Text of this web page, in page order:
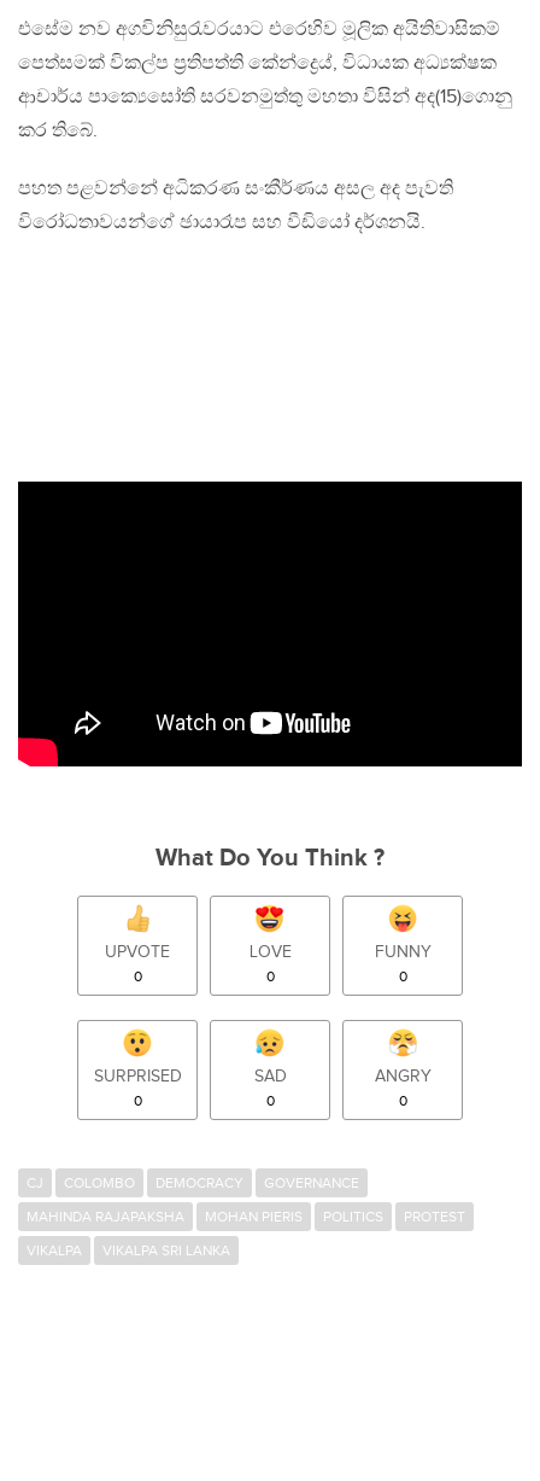
එසේම නව අගවිනිසුරැවරයාට එරෙහිව මූලික අයිතිවාසිකම්
පෙත්සමක් විකල්ප ප්‍රතිපත්ති කේන්ද්‍රෙය්, විධායක අධ්‍යක්ෂක
ආචාර්ය පාක්‍යෙසෝති සරවනමුත්තු මහතා විසින් අද(15)ගොනු
කර තිබේ.
පහත පළවන්නේ අධිකරණ සංකීර්ණය අසල අද පැවති
විරෝධතාවයන්ගේ ඡායාරෑප සහ වීඩියෝ දර්ශනයි.
What Do You Think ?
UPVOTE
0
LOVE
0
FUNNY
0
SURPRISED
0
SAD
0
ANGRY
0
CJ COLOMBO DEMOCRACY
GOVERNANCE
MAHINDA RAJAPAKSHA
MOHAN PIERIS POLITICS
PROTEST
VIKALPA
VIKALPA SRI LANKA